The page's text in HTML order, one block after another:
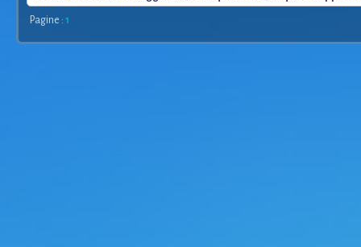
Pagine : 1